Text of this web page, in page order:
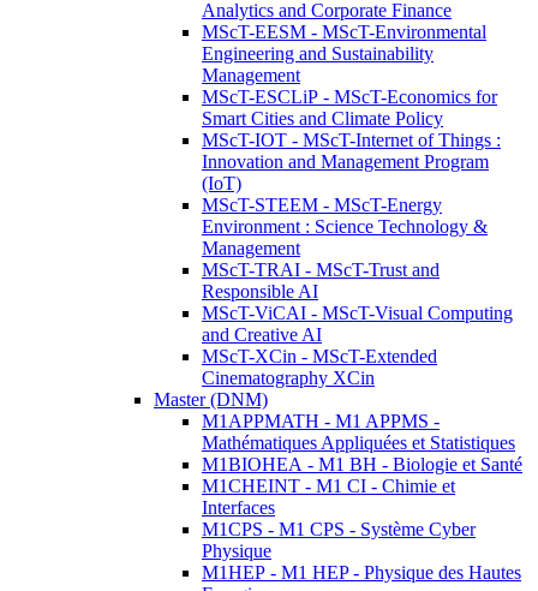
Analytics and Corporate Finance
MScT-EESM - MScT-Environmental
Engineering and Sustainability
Management
MScT-ESCLiP - MScT-Economics for
Smart Cities and Climate Policy
MScT-IOT - MScT-Internet of Things :
Innovation and Management Program
(IoT)
MScT-STEEM - MScT-Energy
Environment : Science Technology &
Management
MScT-TRAI - MScT-Trust and
Responsible AI
MScT-ViCAI - MScT-Visual Computing
and Creative AI
MScT-XCin - MScT-Extended
Cinematography XCin
Master (DNM)
M1APPMATH - M1 APPMS -
Mathématiques Appliquées et Statistiques
M1BIOHEA - M1 BH - Biologie et Santé
M1CHEINT - M1 CI - Chimie et
Interfaces
M1CPS - M1 CPS - Système Cyber
Physique
M1HEP - M1 HEP - Physique des Hautes